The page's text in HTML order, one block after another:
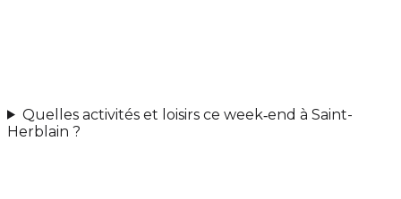
Quelles activités et loisirs ce week‑end à Saint-
Herblain ?